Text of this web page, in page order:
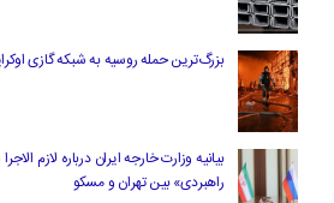
بزرگ‌ترین حمله روسیه به شبکه گازی
بیانیه وزارت خارجه ایران درباره لازم‌
راهبردی» بین تهران و مسکو